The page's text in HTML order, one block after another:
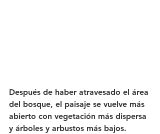
Después de haber atravesado el área
del bosque, el paisaje se vuelve más
abierto con vegetación más dispersa
y árboles y arbustos más bajos.